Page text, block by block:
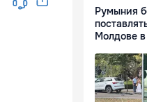
Румыния
Молдове